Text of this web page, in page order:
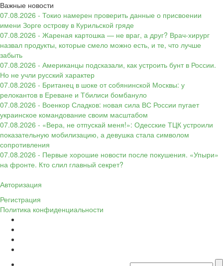
Важные новости
07.08.2026 - Токио намерен проверить данные о присвоении
имени Зорге острову в Курильской гряде
07.08.2026 - Жареная картошка — не враг, а друг? Врач-хирург
назвал продукты, которые смело можно есть, и те, что лучше
забыть
07.08.2026 - Американцы подсказали, как устроить бунт в России.
Но не учли русский характер
07.08.2026 - Британец в шоке от собянинской Москвы: у
релокантов в Ереване и Тбилиси бомбануло
07.08.2026 - Военкор Сладков: новая сила ВС России пугает
украинское командование своим масштабом
07.08.2026 - «Вера, не отпускай меня!»: Одесские ТЦК устроили
показательную мобилизацию, а девушка стала символом
сопротивления
07.08.2026 - Первые хорошие новости после покушения. «Упыри»
на фронте. Кто слил главный секрет?
Авторизация
Регистрация
Политика конфиденциальности